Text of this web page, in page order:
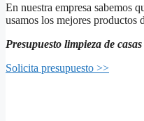
En nuestra empresa sabemos
usamos los mejores productos
Presupuesto limpieza de
Solicita presupuesto >>